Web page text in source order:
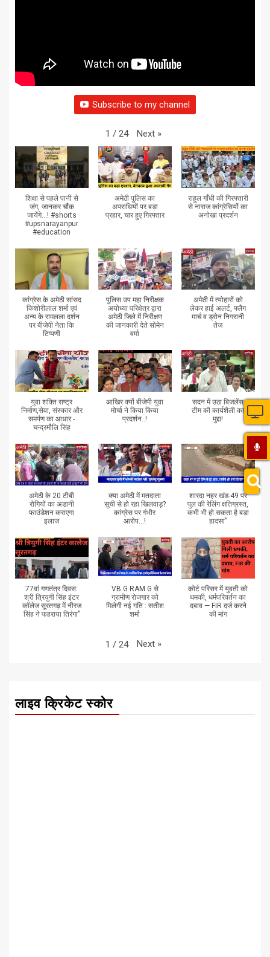
Subscribe to my channel
1 / 24 Next »
शिक्षा से पहले पानी से
जंग, जानकर चौंक
जायेंगे...! #shorts
#upsnarayanpur
#education
अमेठी पुलिस का
अपराधियों पर बड़ा
प्रहार, चार हुए गिरफ्तार
राहुल गाँधी की गिरफ्तारी
से नाराज कांग्रेसियों का
अनोखा प्रदर्शन
कांग्रेस के अमेठी सांसद
किशोरीलाल शर्मा एवं
अन्य के रामलला दर्शन
पर बीजेपी नेता कि
टिप्पणी
पुलिस उप महा निरीक्षक
अयोध्या परिक्षेत्र द्वारा
अमेठी जिले में निरीक्षण
की जानकारी देते सोमेन
वर्मा
अमेठी में त्योहारों को
लेकर हाई अलर्ट, फ्लैग
मार्च व ड्रोन निगरानी
तेज
युवा शक्ति राष्ट्र
निर्माण,सेवा, संस्कार और
समर्पण का आधार -
चन्द्रमौलि सिंह
आखिर क्यों बीजेपी युवा
मोर्चा ने किया किया
प्रदर्शन..!
सदन में उठा बिजलेंस
टीम की कार्यशैली का
मुद्दा!
अमेठी के 20 टीबी
रोगियों का अडानी
फाउंडेशन कराएगा
इलाज
क्या अमेठी में मतदाता
सूची से हो रहा खिलवाड़?
कांग्रेस पर गंभीर
आरोप...!
शारदा नहर खंड-49 पर
पुल की रेलिंग क्षतिग्रस्त,
कभी भी हो सकता है बड़ा
हादसा”
77वां गणतंत्र दिवस:
श्री त्रियुगी सिंह इंटर
कॉलेज सूरतगढ़ में नीरज
सिंह ने फहराया तिरंगा”
VB.G RAM G से
ग्रामीण रोजगार को
मिलेगी नई गति : सतीश
शर्मा
कोर्ट परिसर में युवती को
धमकी, धर्मपरिवर्तन का
दबाव — FIR दर्ज करने
की मांग
1 / 24 Next »
लाइव क्रिकेट स्कोर